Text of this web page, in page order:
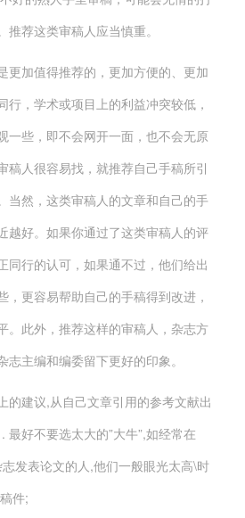
荐这类审稿人应当慎重。
更加值得推荐的，更加方便的、更加
行，学术或项目上的利益冲突较低，
一些，即不会网开一面，也不会无原
稿人很容易找，就推荐自己手稿所引
当然，这类审稿人的文章和自己的手
越好。如果你通过了这类审稿人的评
同行的认可，如果通不过，他们给出
，更容易帮助自己的手稿得到改进，
。此外，推荐这样的审稿人，杂志方
主编和编委留下更好的印象。
的建议,从自己文章引用的参考文献出
好不要选太大的”大牛”,如经常在
发表论文的人,他们一般眼光太高\时
件;